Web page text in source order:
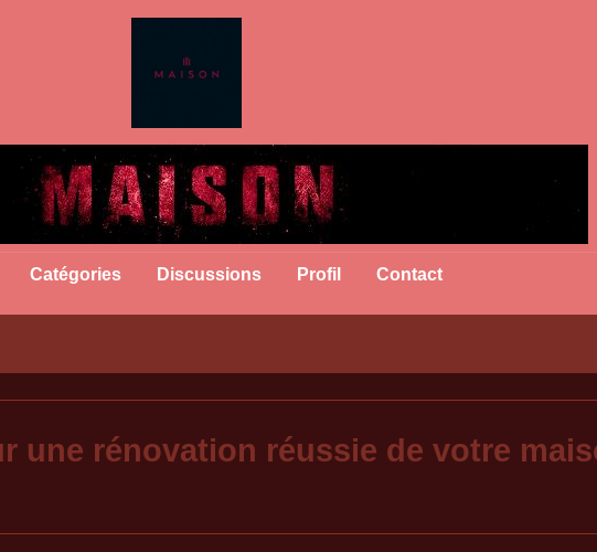
Catégories Discussions Profil Contact
une rénovation réussie de votre